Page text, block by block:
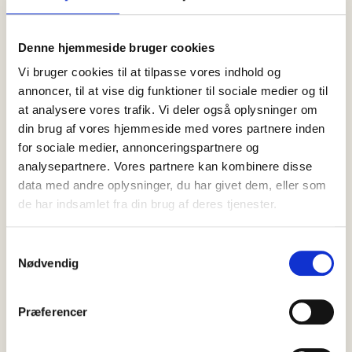
Denne hjemmeside bruger cookies
Vi bruger cookies til at tilpasse vores indhold og
annoncer, til at vise dig funktioner til sociale medier og til
at analysere vores trafik. Vi deler også oplysninger om
din brug af vores hjemmeside med vores partnere inden
for sociale medier, annonceringspartnere og
analysepartnere. Vores partnere kan kombinere disse
data med andre oplysninger, du har givet dem, eller som
de har indsamlet fra din brug af deres tjenester.
Nødvendig
Præferencer
Efterlysning: Nordjyllands Politi
I forbindelse med en straffesag efterlyser Nordjyllands Politi
nu nedenstående person, med henblik på varetægtsfængsling.
Vicepolitiinspektør Anders Blak Nybroe fra…